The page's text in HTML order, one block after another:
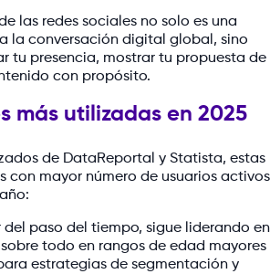
las redes sociales no solo es una
la conversación digital global, sino
tu presencia, mostrar tu propuesta de
con propósito.
más utilizadas en 2025
de DataReportal y Statista, estas
con mayor número de usuarios activos
del paso del tiempo, sigue liderando en
todo en rangos de edad mayores
estrategias de segmentación y